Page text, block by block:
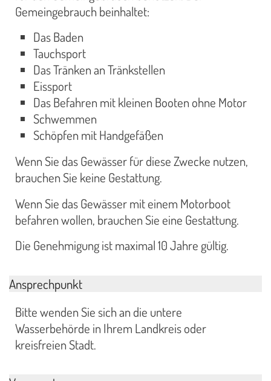
Gemeingebrauch beinhaltet:
Das Baden
Tauchsport
Das Tränken an Tränkstellen
Eissport
Das Befahren mit kleinen Booten ohne Motor
Schwemmen
Schöpfen mit Handgefäßen
Wenn Sie das Gewässer für diese Zwecke nutzen,
brauchen Sie keine Gestattung.
Wenn Sie das Gewässer mit einem Motorboot
befahren wollen, brauchen Sie eine Gestattung.
Die Genehmigung ist maximal 10 Jahre gültig.
Ansprechpunkt
Bitte wenden Sie sich an die untere
Wasserbehörde in Ihrem Landkreis oder
kreisfreien Stadt.